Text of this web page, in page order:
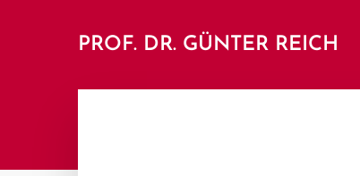
PROF. DR. GÜNTER REICH